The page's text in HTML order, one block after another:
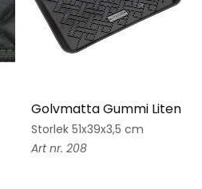
Golvmatta Gummi Liten
Storlek 51x39x3,5 cm
208